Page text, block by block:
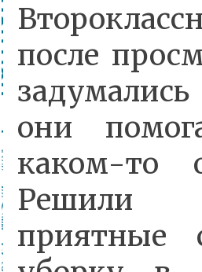
после
они
каком-то
Решили
приятные